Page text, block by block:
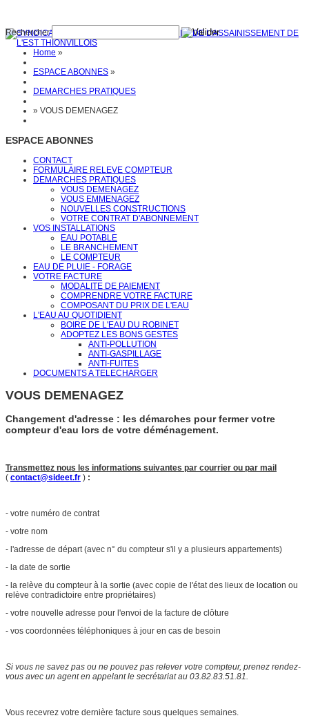
Rechercher
Home »
ESPACE ABONNES »
DEMARCHES PRATIQUES
» VOUS DEMENAGEZ
ESPACE ABONNES
CONTACT
FORMULAIRE RELEVE COMPTEUR
DEMARCHES PRATIQUES
VOUS DEMENAGEZ
VOUS EMMENAGEZ
NOUVELLES CONSTRUCTIONS
VOTRE CONTRAT D'ABONNEMENT
VOS INSTALLATIONS
EAU POTABLE
LE BRANCHEMENT
LE COMPTEUR
EAU DE PLUIE - FORAGE
VOTRE FACTURE
MODALITE DE PAIEMENT
COMPRENDRE VOTRE FACTURE
COMPOSANT DU PRIX DE L'EAU
L'EAU AU QUOTIDIENT
BOIRE DE L'EAU DU ROBINET
ADOPTEZ LES BONS GESTES
ANTI-POLLUTION
ANTI-GASPILLAGE
ANTI-FUITES
DOCUMENTS A TELECHARGER
VOUS DEMENAGEZ
Changement d'adresse : les démarches pour fermer votre
compteur d'eau lors de votre déménagement.
Transmettez nous les informations suivantes par courrier ou par mail
( contact@sideet.fr ) :
- votre numéro de contrat
- votre nom
- l'adresse de départ (avec n° du compteur s'il y a plusieurs appartements)
- la date de sortie
- la relève du compteur à la sortie (avec copie de l'état des lieux de location ou
relève contradictoire entre propriétaires)
- votre nouvelle adresse pour l'envoi de la facture de clôture
- vos coordonnées téléphoniques à jour en cas de besoin
Si vous ne savez pas ou ne pouvez pas relever votre compteur, prenez rendez-
vous avec un agent en appelant le secrétariat au 03.82.83.51.81.
Vous recevrez votre dernière facture sous quelques semaines.